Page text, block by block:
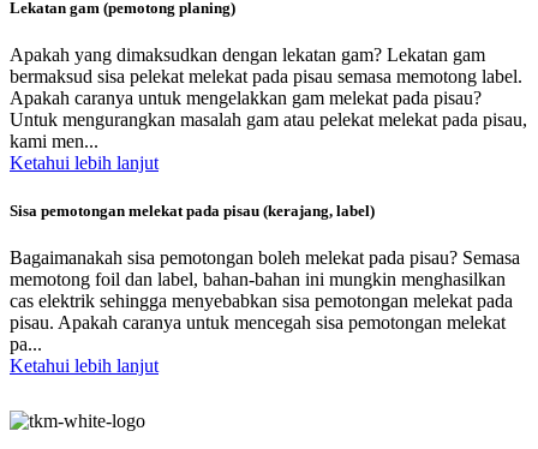
Lekatan gam (pemotong planing)
Apakah yang dimaksudkan dengan lekatan gam? Lekatan gam
bermaksud sisa pelekat melekat pada pisau semasa memotong label.
Apakah caranya untuk mengelakkan gam melekat pada pisau?
Untuk mengurangkan masalah gam atau pelekat melekat pada pisau,
kami men...
Ketahui lebih lanjut
Sisa pemotongan melekat pada pisau (kerajang, label)
Bagaimanakah sisa pemotongan boleh melekat pada pisau? Semasa
memotong foil dan label, bahan-bahan ini mungkin menghasilkan
cas elektrik sehingga menyebabkan sisa pemotongan melekat pada
pisau. Apakah caranya untuk mencegah sisa pemotongan melekat
pa...
Ketahui lebih lanjut